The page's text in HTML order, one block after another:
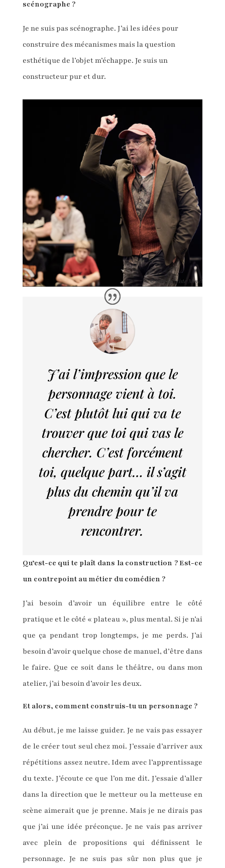
scénographe ?
Je ne suis pas scénographe. J’ai les idées pour
construire des mécanismes mais la question
esthétique de l’objet m’échappe. Je suis un
constructeur pur et dur.
©Jean Baptiste Morel
J’ai l’impression que le
personnage vient à toi.
C’est plutôt lui qui va te
trouver que toi qui vas le
chercher. C’est forcément
toi, quelque part… il s’agit
plus du chemin qu’il va
prendre pour te
rencontrer.
Qu’est-ce qui te plaît dans la construction ? Est-ce
un contrepoint au métier du comédien ?
J’ai besoin d’avoir un équilibre entre le côté
pratique et le côté « plateau », plus mental. Si je n’ai
que ça pendant trop longtemps, je me perds. J’ai
besoin d’avoir quelque chose de manuel, d’être dans
le faire. Que ce soit dans le théâtre, ou dans mon
atelier, j’ai besoin d’avoir les deux.
Et alors, comment construis-tu un personnage ?
Au début, je me laisse guider. Je ne vais pas essayer
de le créer tout seul chez moi. J’essaie d’arriver aux
répétitions assez neutre. Idem avec l’apprentissage
du texte. J’écoute ce que l’on me dit. J’essaie d’aller
dans la direction que le metteur ou la metteuse en
scène aimerait que je prenne. Mais je ne dirais pas
que j’ai une idée préconçue. Je ne vais pas arriver
avec plein de propositions qui définissent le
personnage. Je ne suis pas sûr non plus que je